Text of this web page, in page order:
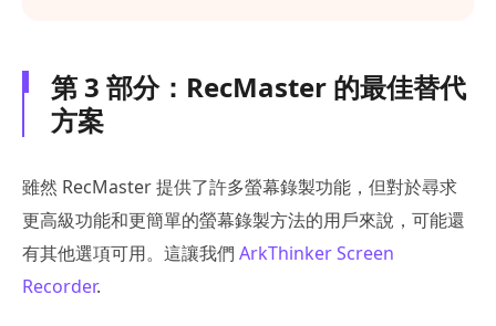
第 3 部分：RecMaster 的最佳替代
方案
雖然 RecMaster 提供了許多螢幕錄製功能，但對於尋求
更高級功能和更簡單的螢幕錄製方法的用戶來說，可能還
有其他選項可用。這讓我們 ArkThinker Screen
Recorder.